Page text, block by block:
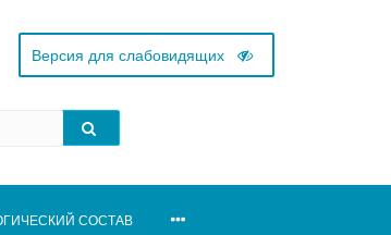
СОСТАВ